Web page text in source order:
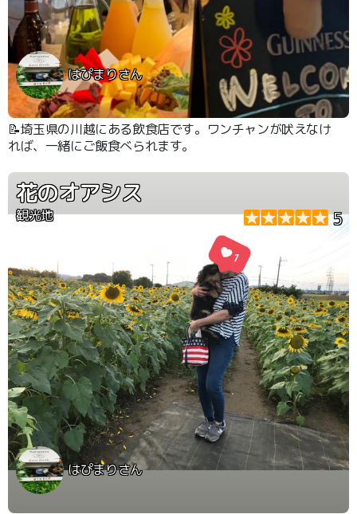
はぴまりさん
📝埼玉県の川越にある飲食店です。ワンチャンが吠えなけ
れば、一緒にご飯食べられます。
花のオアシス
観光地 5
はぴまりさん